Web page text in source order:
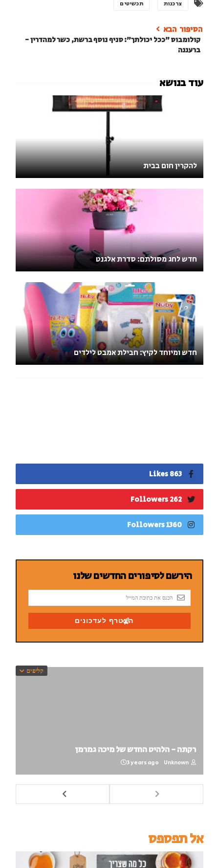
צרכנות תכשיטים
קולומבוס "ככל יכולתך": סניף נוסף ברשת, כשר למהדרין -
ברעננה
להקרין חום בבית
חדש לחג מסולתם: סדרת אלגנט
חדש ומיוחד לקיץ: חבילת אמבט לילדים
863 Likes
262 Followers
1360 Followers
קליפים
רקתה - הלהיט החדש של מיכה גמרמן
Unknown
3 years ago
אל תפספס